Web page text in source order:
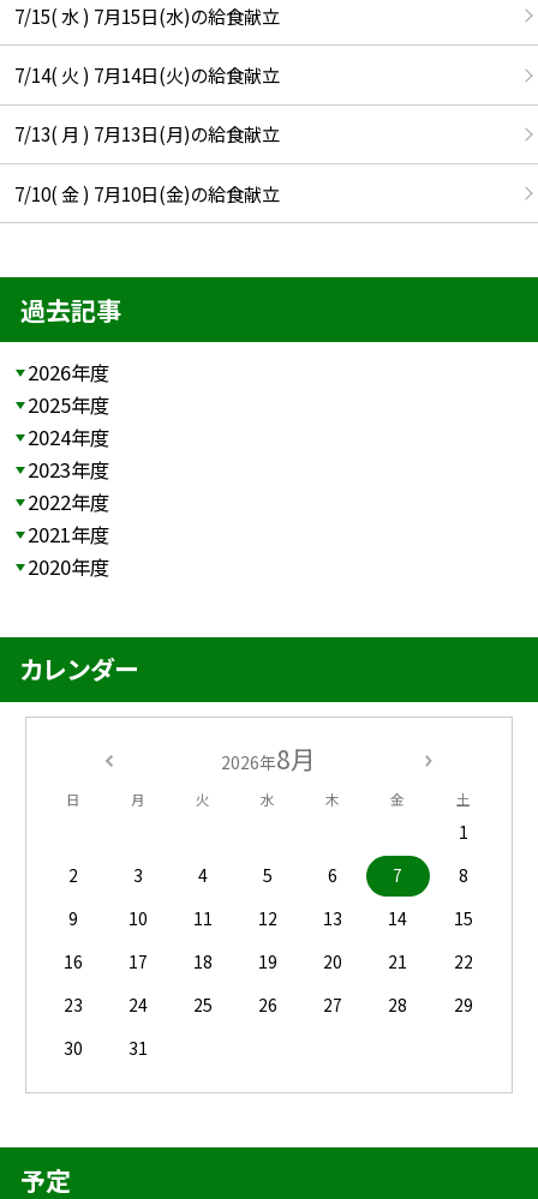
7/15( 水 ) 7月15日(水)の給食献立
7/14( 火 ) 7月14日(火)の給食献立
7/13( 月 ) 7月13日(月)の給食献立
7/10( 金 ) 7月10日(金)の給食献立
過去記事
2026年度
2025年度
2024年度
2023年度
2022年度
2021年度
2020年度
カレンダー
2026年8月
日 月 火 水 木 金 土
1
2
3 4 5 6 7
8
9
10 11 12 13 14
15
16
17 18 19 20 21
22
23
24 25 26 27 28
29
30
31
予定